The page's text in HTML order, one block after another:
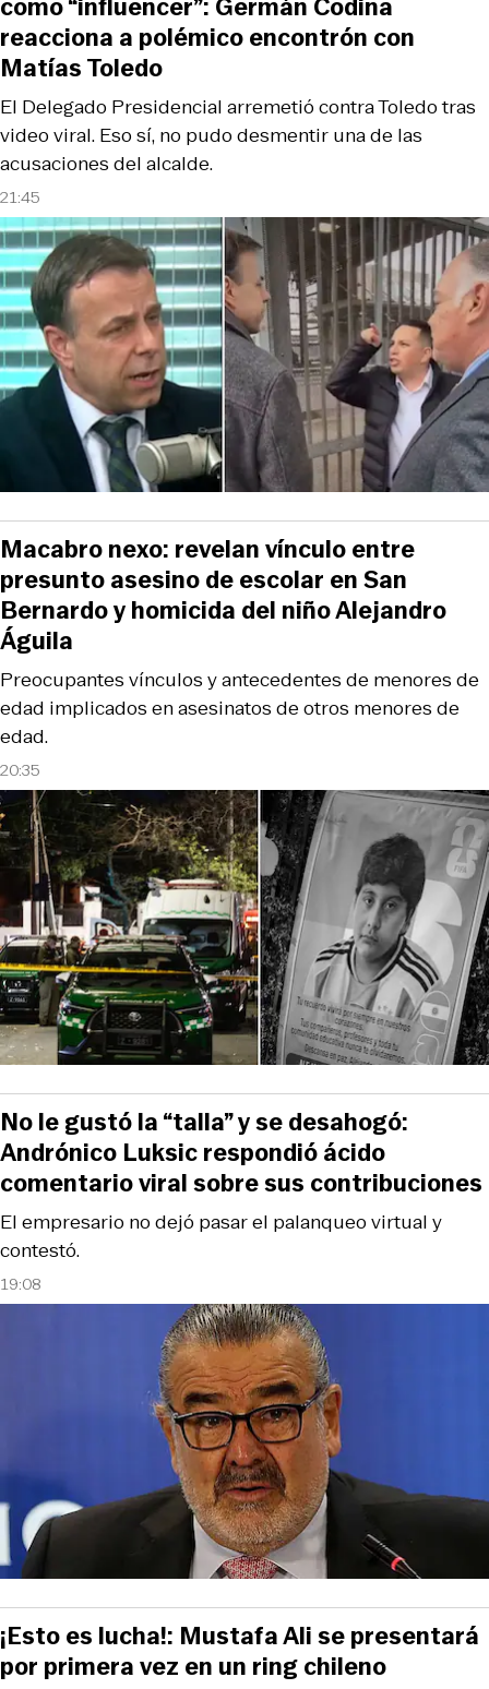
21:45
El Delegado Presidencial arremetió contra Toledo tras
video viral. Eso sí, no pudo desmentir una de las
acusaciones del alcalde.
como “influencer”: Germán Codina
reacciona a polémico encontrón con
Matías Toledo
20:35
Preocupantes vínculos y antecedentes de menores de
edad implicados en asesinatos de otros menores de
edad.
Macabro nexo: revelan vínculo entre
presunto asesino de escolar en San
Bernardo y homicida del niño Alejandro
Águila
19:08
El empresario no dejó pasar el palanqueo virtual y
contestó.
No le gustó la “talla” y se desahogó:
Andrónico Luksic respondió ácido
comentario viral sobre sus contribuciones
¡Esto es lucha!: Mustafa Ali se presentará
por primera vez en un ring chileno